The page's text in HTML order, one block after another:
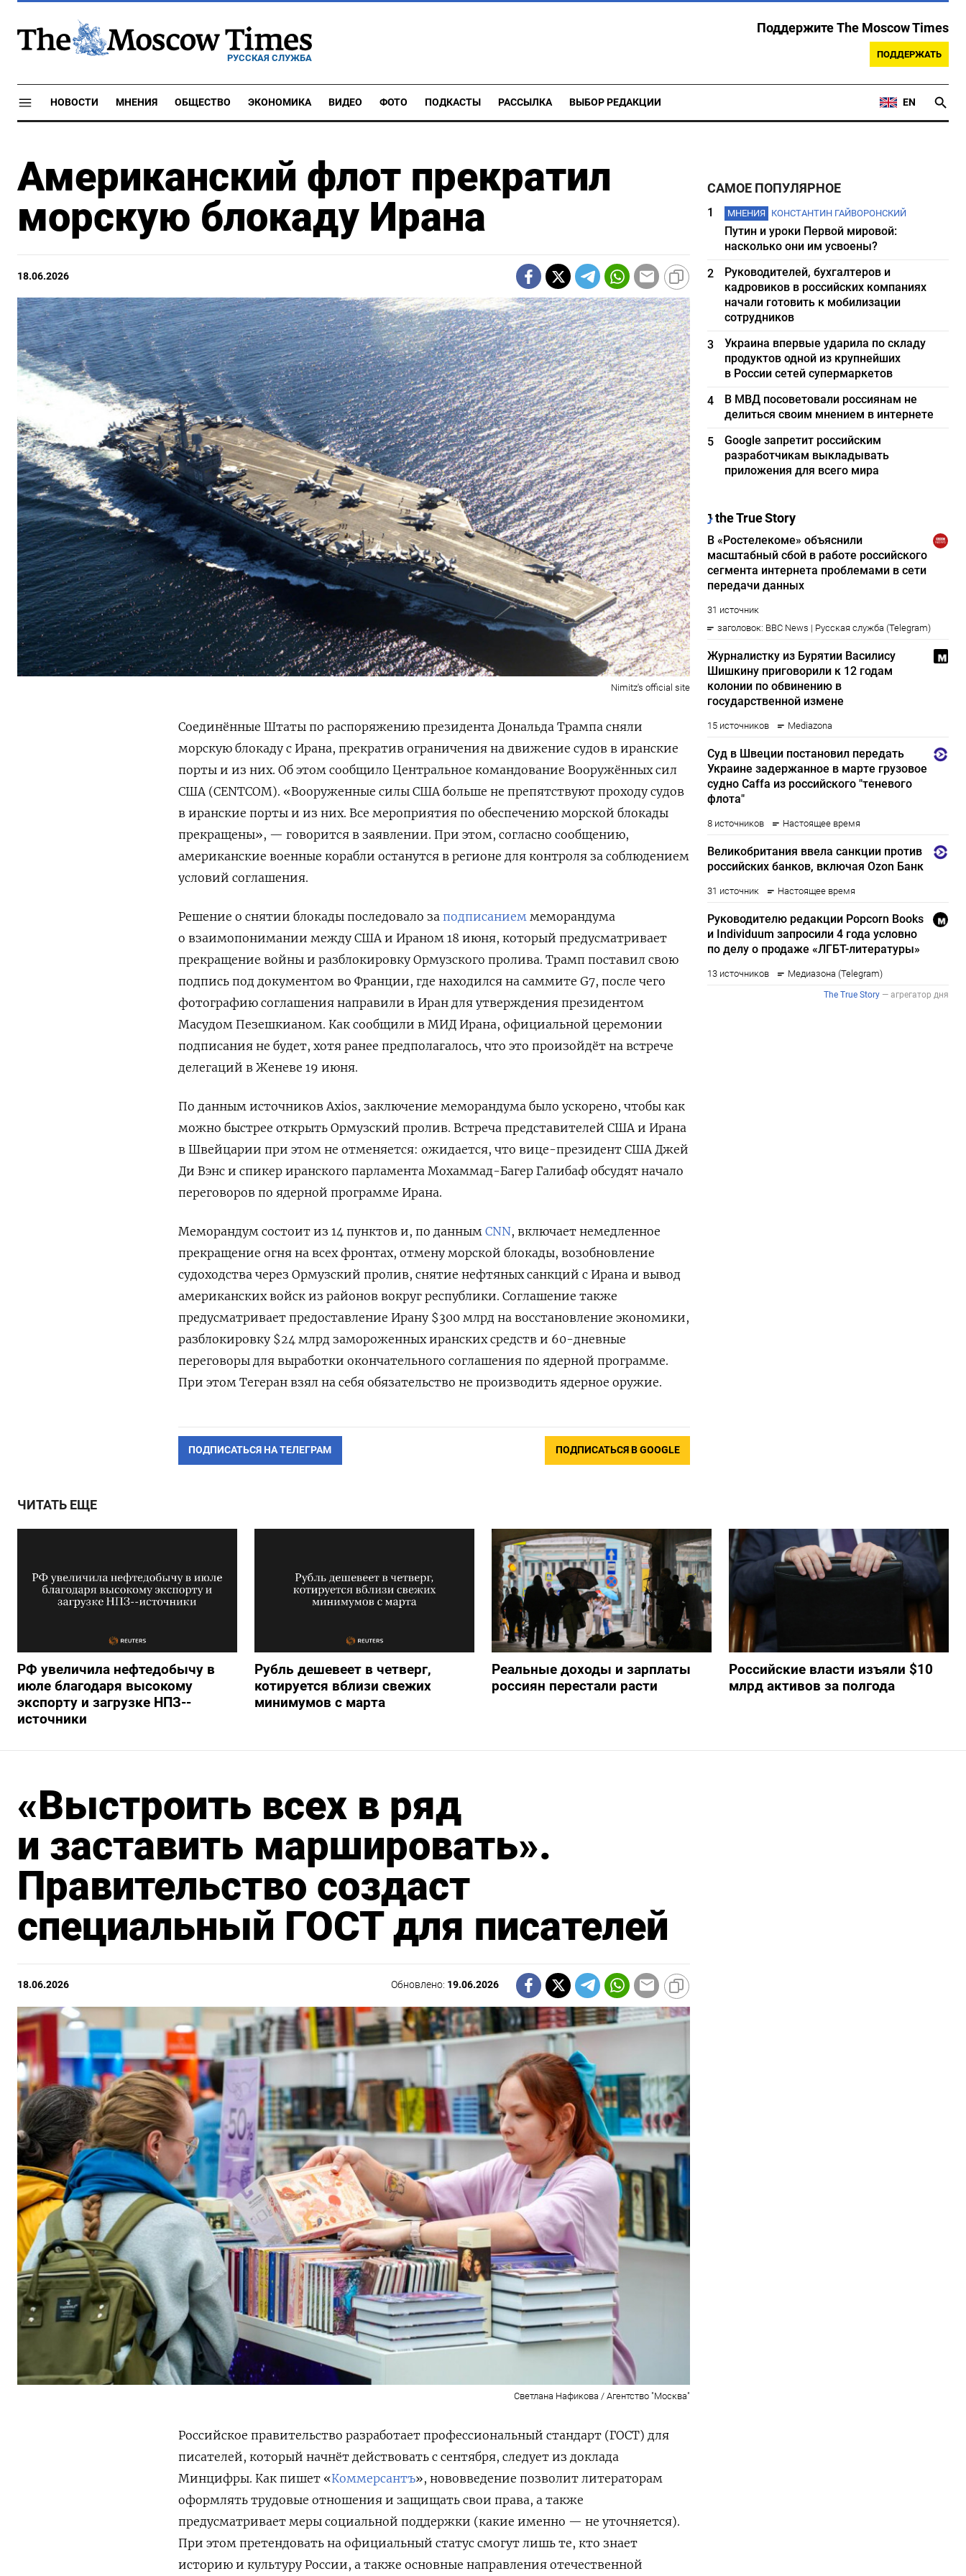
РУССКАЯ СЛУЖБА
Поддержите The Moscow Times
ПОДДЕРЖАТЬ
НОВОСТИ МНЕНИЯ ОБЩЕСТВО ЭКОНОМИКА ВИДЕО ФОТО ПОДКАСТЫ РАССЫЛКА ВЫБОР РЕДАКЦИИ EN
Американский флот прекратил
морскую блокаду Ирана
18.06.2026
Nimitz's official site
Соединённые Штаты по распоряжению президента Дональда Трампа сняли
морскую блокаду с Ирана, прекратив ограничения на движение судов в иранские
порты и из них. Об этом сообщило Центральное командование Вооружённых сил
США (CENTCOM). «Вооруженные силы США больше не препятствуют проходу судов
в иранские порты и из них. Все мероприятия по обеспечению морской блокады
прекращены», — говорится в заявлении. При этом, согласно сообщению,
американские военные корабли останутся в регионе для контроля за соблюдением
условий соглашения.
Решение о снятии блокады последовало за подписанием меморандума
о взаимопонимании между США и Ираном 18 июня, который предусматривает
прекращение войны и разблокировку Ормузского пролива. Трамп поставил свою
подпись под документом во Франции, где находился на саммите G7, после чего
фотографию соглашения направили в Иран для утверждения президентом
Масудом Пезешкианом. Как сообщили в МИД Ирана, официальной церемонии
подписания не будет, хотя ранее предполагалось, что это произойдёт на встрече
делегаций в Женеве 19 июня.
По данным источников Axios, заключение меморандума было ускорено, чтобы как
можно быстрее открыть Ормузский пролив. Встреча представителей США и Ирана
в Швейцарии при этом не отменяется: ожидается, что вице-президент США Джей
Ди Вэнс и спикер иранского парламента Мохаммад-Багер Галибаф обсудят начало
переговоров по ядерной программе Ирана.
Меморандум состоит из 14 пунктов и, по данным CNN, включает немедленное
прекращение огня на всех фронтах, отмену морской блокады, возобновление
судоходства через Ормузский пролив, снятие нефтяных санкций с Ирана и вывод
американских войск из районов вокруг республики. Соглашение также
предусматривает предоставление Ирану $300 млрд на восстановление экономики,
разблокировку $24 млрд замороженных иранских средств и 60-дневные
переговоры для выработки окончательного соглашения по ядерной программе.
При этом Тегеран взял на себя обязательство не производить ядерное оружие.
ПОДПИСАТЬСЯ НА ТЕЛЕГРАМ ПОДПИСАТЬСЯ В GOOGLE
САМОЕ ПОПУЛЯРНОЕ
1 МНЕНИЯ КОНСТАНТИН ГАЙВОРОНСКИЙ
Путин и уроки Первой мировой:
насколько они им усвоены?
2
Руководителей, бухгалтеров и
кадровиков в российских компаниях
начали готовить к мобилизации
сотрудников
3
Украина впервые ударила по складу
продуктов одной из крупнейших
в России сетей супермаркетов
4
В МВД посоветовали россиянам не
делиться своим мнением в интернете
5
Google запретит российским
разработчикам выкладывать
приложения для всего мира
ЧИТАТЬ ЕЩЕ
РФ увеличила нефтедобычу в
июле благодаря высокому
экспорту и загрузке НПЗ--
источники
Рубль дешевеет в четверг,
котируется вблизи свежих
минимумов с марта
Реальные доходы и зарплаты
россиян перестали расти
Российские власти изъяли $10
млрд активов за полгода
«Выстроить всех в ряд
и заставить маршировать».
Правительство создаст
специальный ГОСТ для писателей
18.06.2026 Обновлено: 19.06.2026
Светлана Нафикова / Агентство "Москва"
Российское правительство разработает профессиональный стандарт (ГОСТ) для
писателей, который начнёт действовать с сентября, следует из доклада
Минцифры. Как пишет «Коммерсантъ», нововведение позволит литераторам
оформлять трудовые отношения и защищать свои права, а также
предусматривает меры социальной поддержки (какие именно — не уточняется).
При этом претендовать на официальный статус смогут лишь те, кто знает
историю и культуру России, а также основные направления отечественной